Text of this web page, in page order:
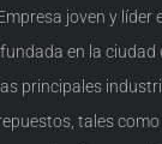
joven y líder
en la ciudad
principales
tales